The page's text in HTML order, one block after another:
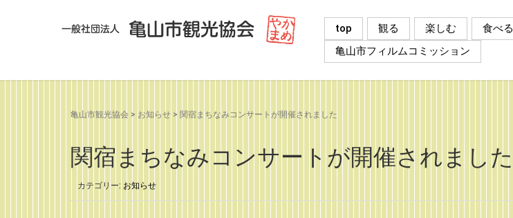
top 観る 楽しむ 食べる
亀山市フィルムコミッション
亀山市観光協会 > お知らせ > 関宿まちなみコンサートが開催されました
関宿まちなみコンサートが開催されました
カテゴリー: お知らせ